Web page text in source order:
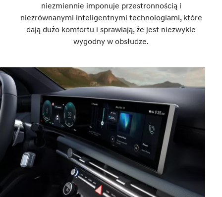
niezmiennie imponuje przestronnością i
niezrównanymi inteligentnymi technologiami, które
dają dużo komfortu i sprawiają, że jest niezwykle
wygodny w obsłudze.